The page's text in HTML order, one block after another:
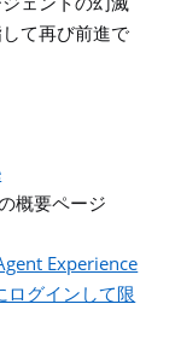
ェントの幻滅
て再び前進で
概要ページ
Experience
ログインして限